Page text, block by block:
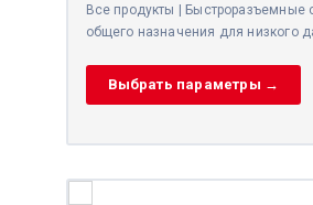
Все продукты | Быстроразъемные
общего назначения для низкого
Выбрать параметры →